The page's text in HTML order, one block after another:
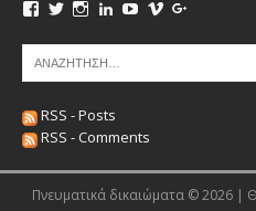
RSS - Posts
RSS - Comments
Πνευματικά δικαιώματα © 2026 |